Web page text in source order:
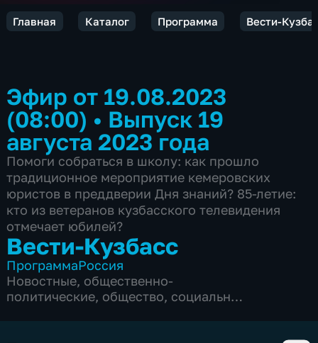
Главная Каталог Программа Вести-
Эфир от 19.08.2023
(08:00) • Выпуск 19
августа 2023 года
Помоги собраться в школу: как прошло
традиционное мероприятие кемеровских
юристов в преддверии Дня знаний? 85-летие:
кто из ветеранов кузбасского телевидения
отмечает юбилей?
Вести-Кузбасс
ПрограммаРоссия
Новостные, общественно-
политические, общество, социально-